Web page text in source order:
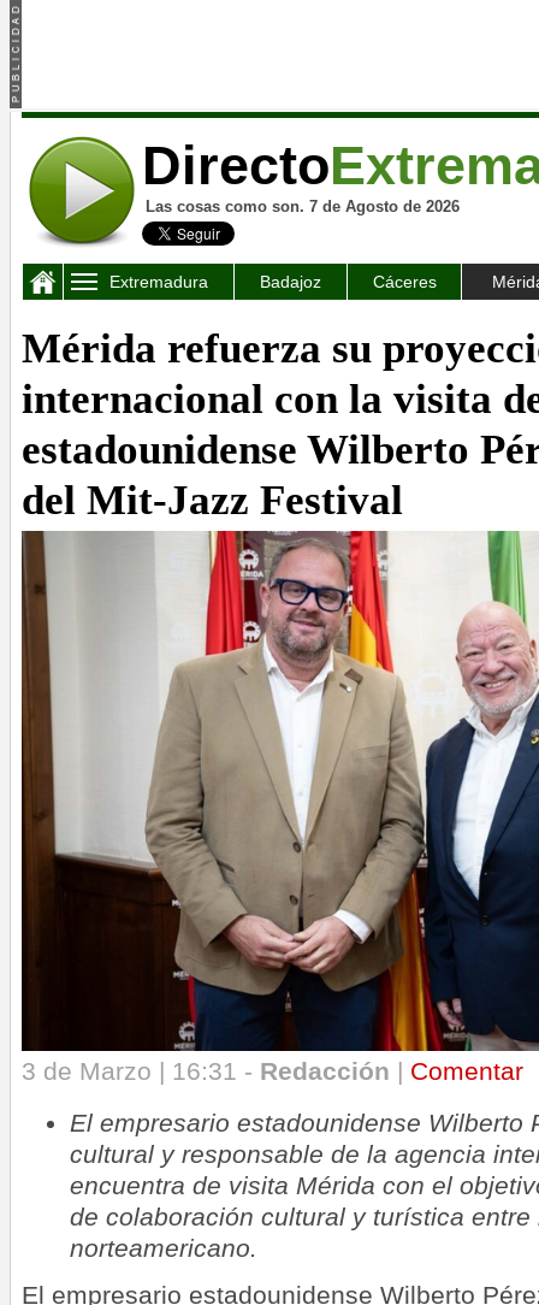
Directo
Las cosas como son. 7 de Agosto de 2026
Extremadura Badajoz Cáceres
Mérida refuerza su
internacional con la visita
estadounidense Wilberto
del Mit-Jazz Festival
3 de Marzo | 16:31 - Redacción | Comentar
El empresario estadounidense Wilberto
cultural y responsable de la agencia
encuentra de visita Mérida con el
de colaboración cultural y turística
norteamericano.
El empresario estadounidense Wilberto